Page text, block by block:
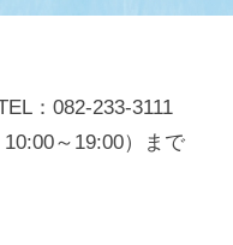
：082-233-3111
10:00～19:00）まで